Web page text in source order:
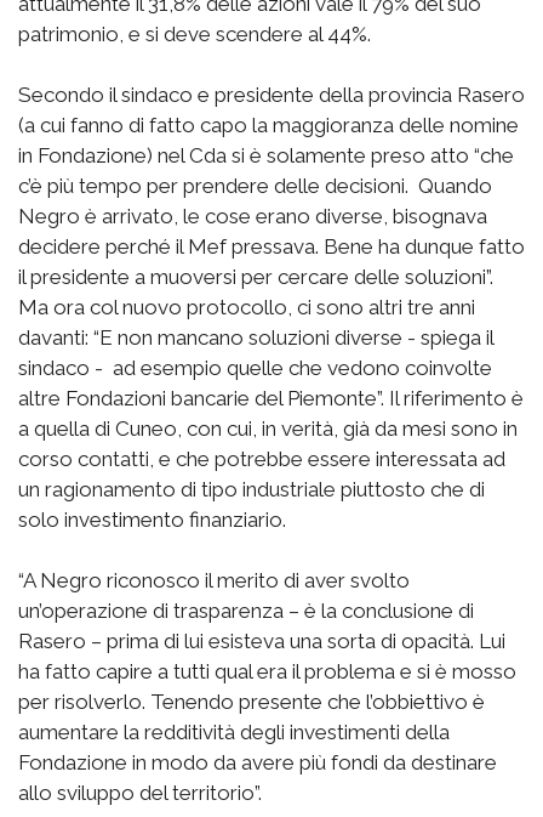
patrimonio, e si deve scendere al 44%.
Secondo il sindaco e presidente della provincia Rasero
(a cui fanno di fatto capo la maggioranza delle nomine
in Fondazione) nel Cda si è solamente preso atto “che
c’è più tempo per prendere delle decisioni. Quando
Negro è arrivato, le cose erano diverse, bisognava
decidere perché il Mef pressava. Bene ha dunque fatto
il presidente a muoversi per cercare delle soluzioni”.
Ma ora col nuovo protocollo, ci sono altri tre anni
davanti: “E non mancano soluzioni diverse - spiega il
sindaco - ad esempio quelle che vedono coinvolte
altre Fondazioni bancarie del Piemonte”. Il riferimento è
a quella di Cuneo, con cui, in verità, già da mesi sono in
corso contatti, e che potrebbe essere interessata ad
un ragionamento di tipo industriale piuttosto che di
solo investimento finanziario.
“A Negro riconosco il merito di aver svolto
un’operazione di trasparenza – è la conclusione di
Rasero – prima di lui esisteva una sorta di opacità. Lui
ha fatto capire a tutti qual era il problema e si è mosso
per risolverlo. Tenendo presente che l’obbiettivo è
aumentare la redditività degli investimenti della
Fondazione in modo da avere più fondi da destinare
allo sviluppo del territorio”.